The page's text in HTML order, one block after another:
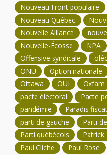
Nouveau Front populaire
Nouveau Québec
Nouvelle Alliance
Nouvelle-Écosse
NPA
Offensive syndicale
ONU
Option nationale
Ottawa
OUI Oxfam
pacte électoral
Pacte
pandémie
Paradis
parti de gauche
Parti
Parti québécois
Patrick
Paul Cliche
Paul Rose